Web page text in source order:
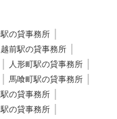
の貸事務所
前駅の貸事務所
人形町駅の貸事務所
馬喰町駅の貸事務所
の貸事務所
駅の貸事務所